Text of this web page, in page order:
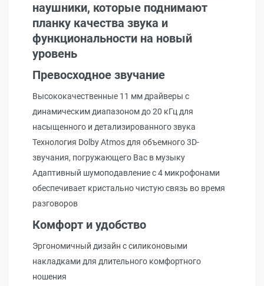
наушники, которые поднимают
планку качества звука и
функциональности на новый
уровень
Превосходное звучание
Высококачественные 11 мм драйверы с
динамическим диапазоном до 20 кГц для
насыщенного и детализированного звука
Технология Dolby Atmos для объемного 3D-
звучания, погружающего Вас в музыку
Адаптивный шумоподавление с 4 микрофонами
обеспечивает кристально чистую связь во время
разговоров
Комфорт и удобство
Эргономичный дизайн с силиконовыми
накладками для длительного комфортного
ношения